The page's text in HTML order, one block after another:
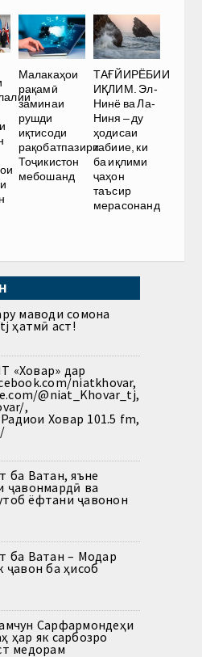
Малакаҳои
рақамӣ
заминаи
рушди
иқтисоди
рақобатпазири
Тоҷикистон
мебошанд
ТАҒЙИРЁБИИ
ИҚЛИМ. Эл-
Нинё ва Ла-
Ниня – ду
ҳодисаи
табиие, ки
ба иқлими
ҷаҳон
таъсир
мерасонанд
маводи сомона
ҳатмӣ аст!
«Ховар» дар
niatkhovar,
@niat_Khovar_tj,
,
Ховар 101.5 fm,
ба Ватан, яъне
ҷавонмардӣ ва
ёфтани ҷавонон
ба Ватан – Модар
ҷавон ба ҳисоб
Сарфармондеҳи
ҳар як сарбозро
медорам